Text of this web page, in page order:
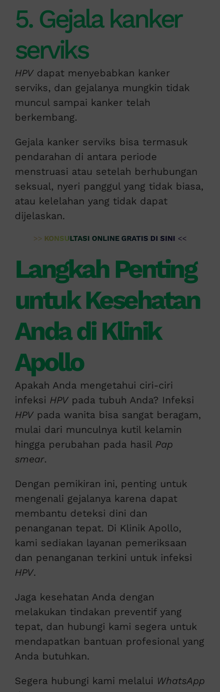
5. Gejala kanker
serviks
HPVdapat menyebabkan kanker
serviks, dan gejalanya mungkin tidak
muncul sampai kanker telah
berkembang.
Gejala kanker serviks bisa termasuk
pendarahan di antara periode
menstruasi atau setelah berhubungan
seksual, nyeri panggul yang tidak biasa,
atau kelelahan yang tidak dapat
dijelaskan.
>> KONSULTASI ONLINE GRATIS DI SINI <<
Langkah Penting
untuk Kesehatan
Anda di Klinik
Apollo
Apakah Anda mengetahui ciri-ciri
infeksi HPVpada tubuh Anda? Infeksi
HPVpada wanita bisa sangat beragam,
mulai dari munculnya kutil kelamin
hingga perubahan pada hasil Pap
smear.
Dengan pemikiran ini, penting untuk
mengenali gejalanya karena dapat
membantu deteksi dini dan
penanganan tepat. Di Klinik Apollo,
kami sediakan layanan pemeriksaan
dan penanganan terkini untuk infeksi
HPV.
Jaga kesehatan Anda dengan
melakukan tindakan preventif yang
tepat, dan hubungi kami segera untuk
mendapatkan bantuan profesional yang
Anda butuhkan.
Segera hubungi kami melalui WhatsApp